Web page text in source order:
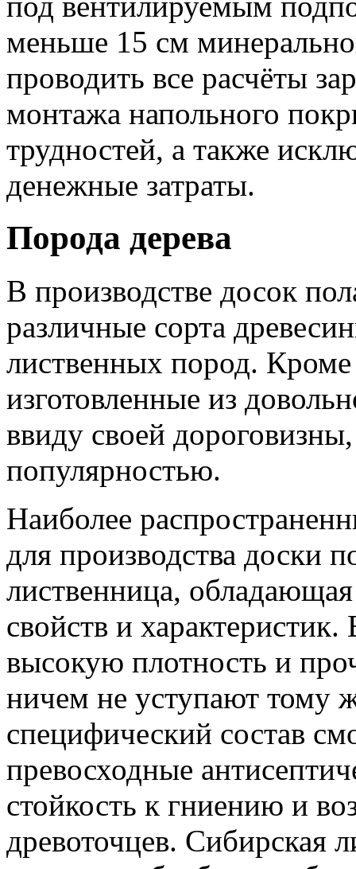
меньше 15 см
проводить все расчёты
монтажа напольного
трудностей, а также
денежные затраты.
Порода дерева
В производстве досок
различные сорта
лиственных пород.
изготовленные из
ввиду своей
популярностью.
Наиболее
для производства доски
лиственница,
свойств и
высокую плотность и
ничем не уступают тому
специфический состав
превосходные
стойкость к гниению и
древоточцев. Сибирская